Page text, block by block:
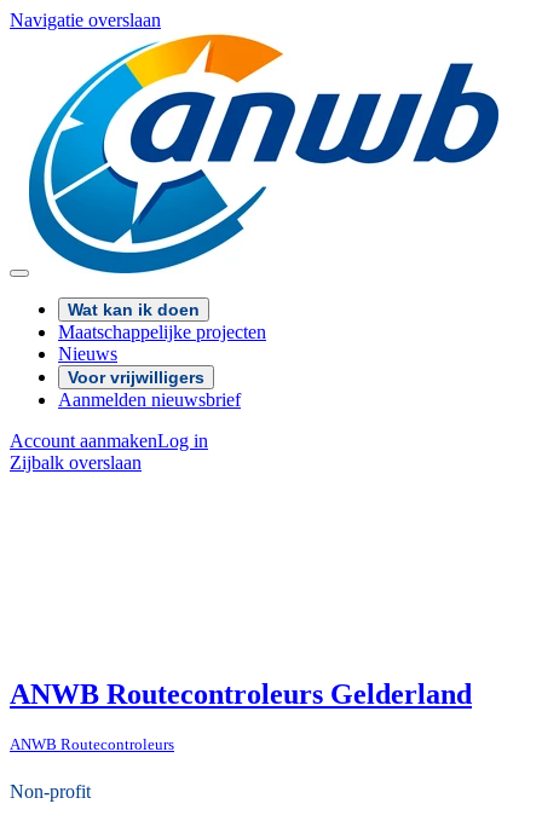
Navigatie overslaan
Wat kan ik doen
Maatschappelijke projecten
Nieuws
Voor vrijwilligers
Aanmelden nieuwsbrief
Account aanmakenLog in
Zijbalk overslaan
ANWB Routecontroleurs Gelderland
ANWB Routecontroleurs
Non-profit